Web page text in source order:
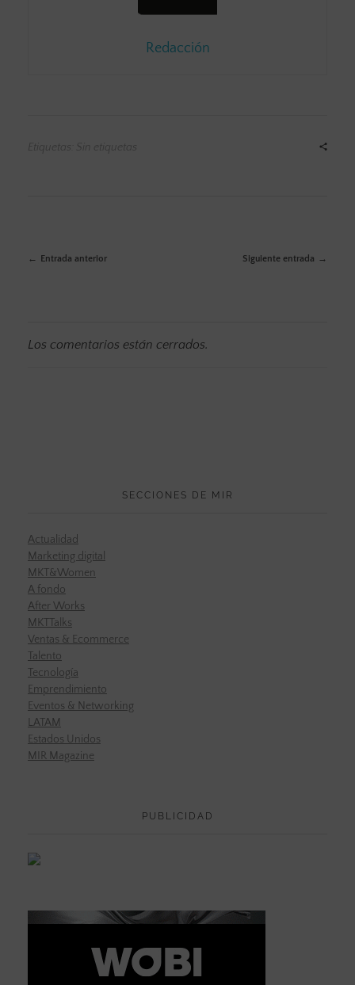
Redacción
Etiquetas: Sin etiquetas
Entrada anterior Siguiente entrada
Los comentarios están cerrados.
SECCIONES DE MIR
Actualidad
Marketing digital
MKT&Women
A fondo
After Works
MKTTalks
Ventas & Ecommerce
Talento
Tecnología
Emprendimiento
Eventos & Networking
LATAM
Estados Unidos
MIR Magazine
PUBLICIDAD